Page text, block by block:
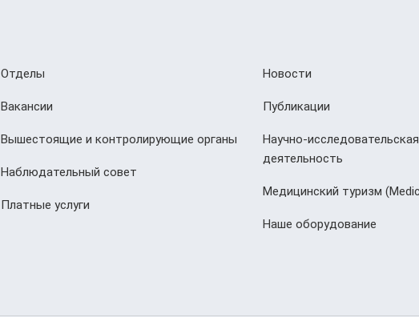
Отделы
Вакансии
Вышестоящие и контролирующие органы
Наблюдательный совет
Платные услуги
Новости
Публикации
Научно-исследовательская
деятельность
Медицинский туризм
Наше оборудование